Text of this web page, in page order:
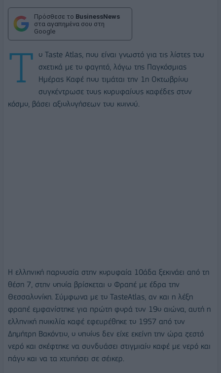
Πρόσθεσε το BusinessNews
στα αγαπημένα σου στη
Google
Τ
ο Taste Atlas, που είναι γνωστό για τις λίστες του
σχετικά με το φαγητό, λόγω της Παγκόσμιας
Ημέρας Καφέ που τιμάται την 1η Οκτωβρίου
συγκέντρωσε τους κορυφαίους καφέδες στον
κόσμο, βάσει αξιολογήσεων του κοινού.
Η ελληνική παρουσία στην κορυφαία 10άδα ξεκινάει από τη
θέση 7, στην οποία βρίσκεται ο Φραπέ με έδρα την
Θεσσαλονίκη. Σύμφωνα με το TasteAtlas, αν και η λέξη
φραπέ εμφανίστηκε για πρώτη φορά τον 19ο αιώνα, αυτή η
ελληνική ποικιλία καφέ εφευρέθηκε το 1957 από τον
Δημήτρη Βακόντιο, ο οποίος δεν είχε εκείνη την ώρα ζεστό
νερό και σκέφτηκε να συνδυάσει στιγμιαίο καφέ με νερό και
πάγο και να τα χτυπήσει σε σέικερ.